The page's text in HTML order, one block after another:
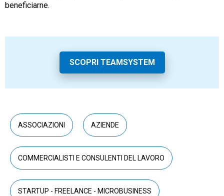
beneficiarne.
SCOPRI TEAMSYSTEM
ASSOCIAZIONI AZIENDE
COMMERCIALISTI E CONSULENTI DEL LAVORO
STARTUP - FREELANCE - MICROBUSINESS